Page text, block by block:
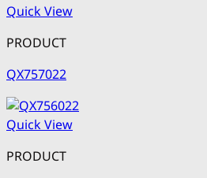
Quick View
PRODUCT
QX757022
Quick View
PRODUCT